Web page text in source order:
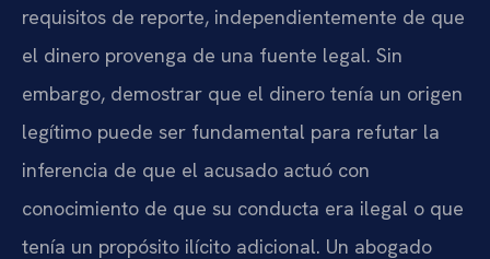
requisitos de reporte, independientemente de que
el dinero provenga de una fuente legal. Sin
embargo, demostrar que el dinero tenía un origen
legítimo puede ser fundamental para refutar la
inferencia de que el acusado actuó con
conocimiento de que su conducta era ilegal o que
tenía un propósito ilícito adicional. Un abogado